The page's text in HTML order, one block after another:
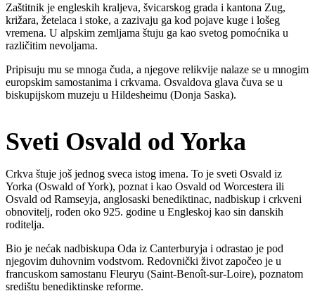
Zaštitnik je engleskih kraljeva, švicarskog grada i kantona Zug,
križara, žetelaca i stoke, a zazivaju ga kod pojave kuge i lošeg
vremena. U alpskim zemljama štuju ga kao svetog pomoćnika u
različitim nevoljama.
Pripisuju mu se mnoga čuda, a njegove relikvije nalaze se u mnogim
europskim samostanima i crkvama. Osvaldova glava čuva se u
biskupijskom muzeju u Hildesheimu (Donja Saska).
Sveti Osvald od Yorka
Crkva štuje još jednog sveca istog imena. To je sveti Osvald iz
Yorka (Oswald of York), poznat i kao Osvald od Worcestera ili
Osvald od Ramseyja, anglosaski benediktinac, nadbiskup i crkveni
obnovitelj, rođen oko 925. godine u Engleskoj kao sin danskih
roditelja.
Bio je nećak nadbiskupa Oda iz Canterburyja i odrastao je pod
njegovim duhovnim vodstvom. Redovnički život započeo je u
francuskom samostanu Fleuryu (Saint-Benoît-sur-Loire), poznatom
središtu benediktinske reforme.